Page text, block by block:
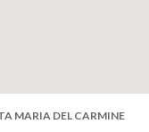
MARIA DEL CARMINE